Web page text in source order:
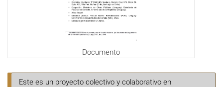
Documento
Este es un proyecto colectivo y colaborativo en